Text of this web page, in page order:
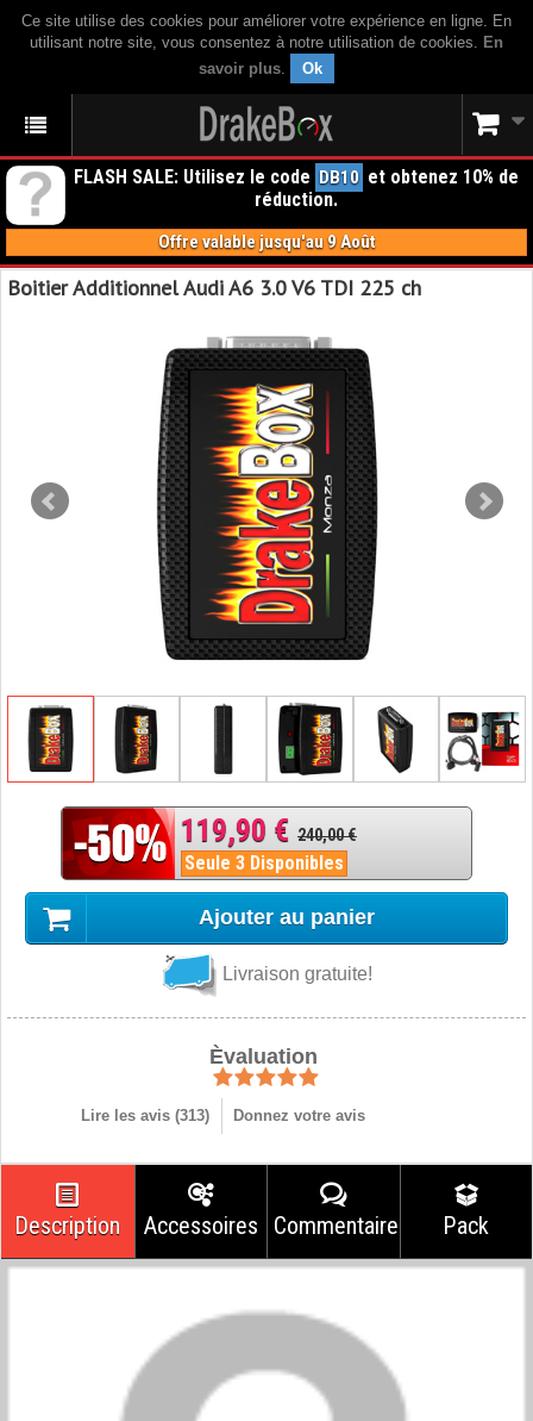
Ce site utilise des cookies pour améliorer votre expérience en ligne. En
utilisant notre site, vous consentez à notre utilisation de cookies. En
savoir plus. Ok
FLASH SALE: Utilisez le code DB10 et obtenez 10% de
réduction.
Offre valable jusqu'au 9 Août
Boitier Additionnel Audi A6 3.0 V6 TDI 225 ch
119,90 € 240,00 €
Seule 3 Disponibles
Ajouter au panier
Livraison gratuite!
Èvaluation
Lire les avis (313) Donnez votre avis
Description Accessoires Commentaires Pack